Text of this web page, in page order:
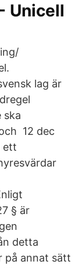
Unicell
lag är
ska
12 dec
ett
§ är
detta
på annat sätt